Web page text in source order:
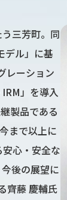
三芳町。同
デル」に基
レーション
」を導入
製品である
まで以上に
心・安全な
後の展望に
齊藤 慶輔氏